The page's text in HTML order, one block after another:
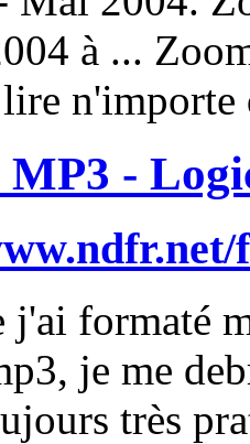
à ...
lire
MP3 -
j'ai formaté
je me
très